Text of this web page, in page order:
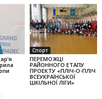
Спорт
ПЕРЕМОЖЦІ
РАЙОННОГО ЕТАПУ
ПРОЕКТУ «ПЛІЧ-О-ПЛІЧ
ВСЕУКРАЇНСЬКОЇ
ШКІЛЬНОЇ ЛІГИ»